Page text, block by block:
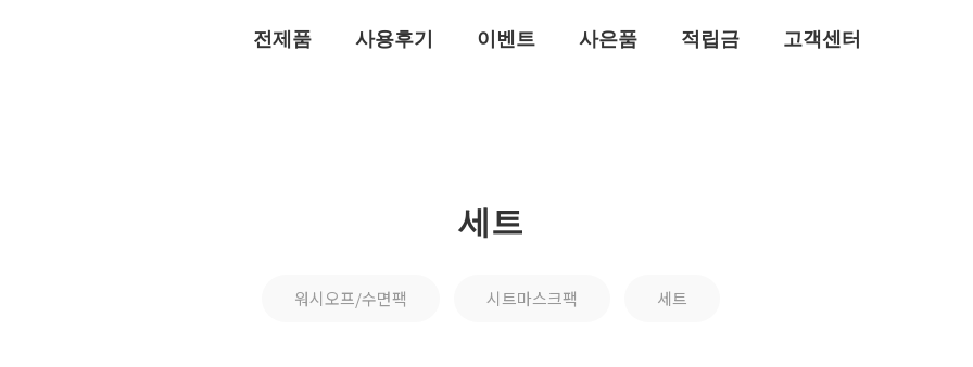
전제품 사용후기 이벤트 사은품 적립금 고객센터
세트
워시오프/수면팩 시트마스크팩 세트